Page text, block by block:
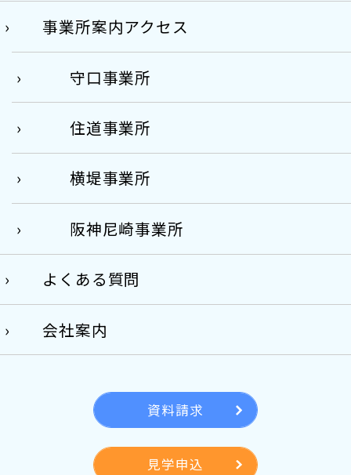
事業所案内アクセス
守口事業所
住道事業所
横堤事業所
阪神尼崎事業所
よくある質問
会社案内
資料請求
見学申込